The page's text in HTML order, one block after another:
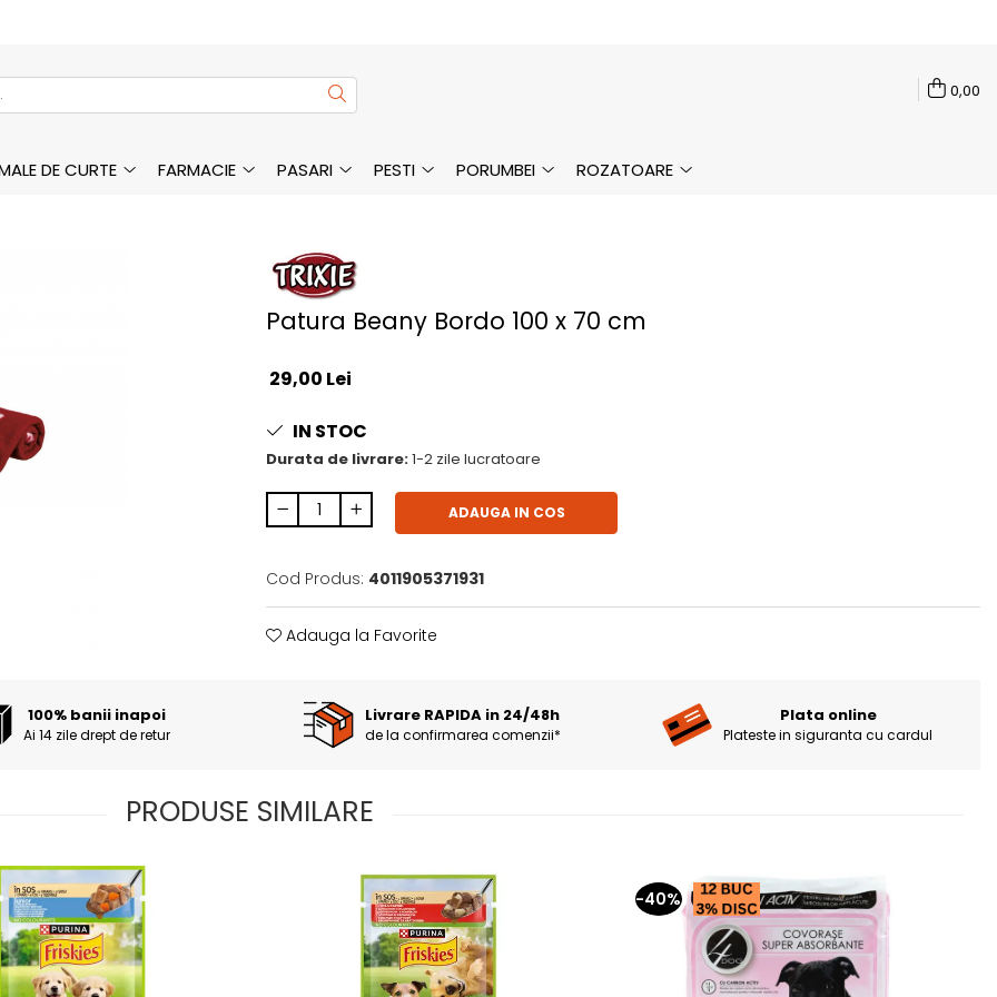
0,00
DE CURTE FARMACIE PASARI PESTI PORUMBEI ROZATOARE
Patura Beany Bordo 100 x 70 cm
29,00 Lei
IN STOC
Durata de livrare:1-2 zile lucratoare
ADAUGA IN COS
Cod Produs: 4011905371931
Adauga la Favorite
100% banii inapoi
Ai 14 zile drept de retur
Livrare RAPIDA in 24/48h
de la confirmarea comenzii*
Plata online
Plateste in siguranta cu cardul
PRODUSE SIMILARE
-40%